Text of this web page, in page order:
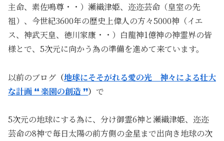
主命、素佐鳴尊・・）瀬織津姫、迩迩芸命（皇室の先
祖）、今世紀3600年の歴史上偉人の方々5000神（イエ
ス、神武天皇、徳川家康・・）白龍神1億神の神霊界の皆
様とで、5次元に向かう為の準備を進めて来ています。
以前のブログ （地球にそそがれる愛の光 神々による壮大
な計画 ❛❛ 楽園の創造 ❜❜） で
5次元の地球にする為に、分け御霊6神と瀬織津姫、迩迩
芸命の8神で毎日太陽の前方側の金星まで出向き地球の次